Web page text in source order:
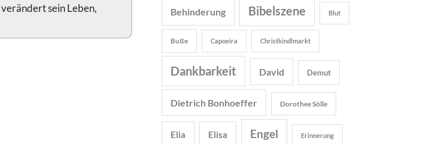
sein Leben,
Behinderung Bibelszene Blut
Buße Capoeira Christkindlmarkt
Dankbarkeit David Demut
Dietrich Bonhoeffer Dorothee Sölle
Elia Elisa Engel Erinnerung